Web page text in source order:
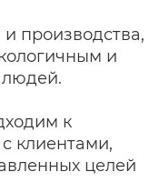
производства,
и
к
клиентами,
целей